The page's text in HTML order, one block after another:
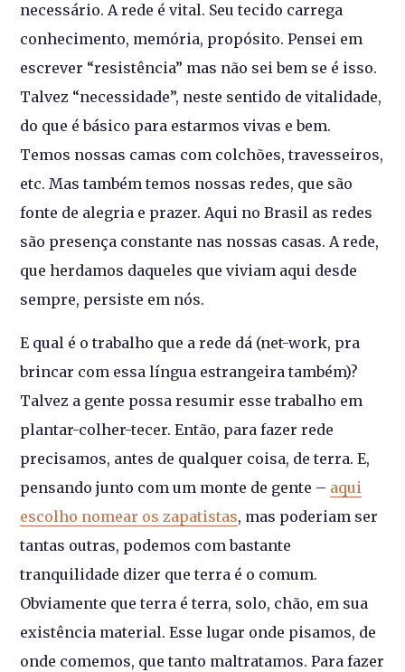
necessário. A rede é vital. Seu tecido carrega
conhecimento, memória, propósito. Pensei em
escrever “resistência” mas não sei bem se é isso.
Talvez “necessidade”, neste sentido de vitalidade,
do que é básico para estarmos vivas e bem.
Temos nossas camas com colchões, travesseiros,
etc. Mas também temos nossas redes, que são
fonte de alegria e prazer. Aqui no Brasil as redes
são presença constante nas nossas casas. A rede,
que herdamos daqueles que viviam aqui desde
sempre, persiste em nós.
E qual é o trabalho que a rede dá (net-work, pra
brincar com essa língua estrangeira também)?
Talvez a gente possa resumir esse trabalho em
plantar-colher-tecer. Então, para fazer rede
precisamos, antes de qualquer coisa, de terra. E,
pensando junto com um monte de gente – aqui
escolho nomear os zapatistas, mas poderiam ser
tantas outras, podemos com bastante
tranquilidade dizer que terra é o comum.
Obviamente que terra é terra, solo, chão, em sua
existência material. Esse lugar onde pisamos, de
onde comemos, que tanto maltratamos. Para fazer